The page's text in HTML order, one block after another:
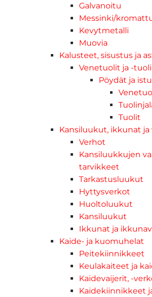
Galvanoitu
Messinki/
Kevytmetalli
Muovia
Kalusteet, sisustus ja
Venetuolit ja -
Pöydät ja
Tuolit
Kansiluukut, ikkunat ja
Verhot
Kansiluukkujen
tarvikkeet
Tarkastusluukut
Hyttysverkot
Huoltoluukut
Kansiluukut
Ikkunat ja
Kaide- ja kuomuhelat
Peitekiinnikkeet
Keulakaiteet ja
Kaidevaijerit, -
Kaidekiinnikkeet